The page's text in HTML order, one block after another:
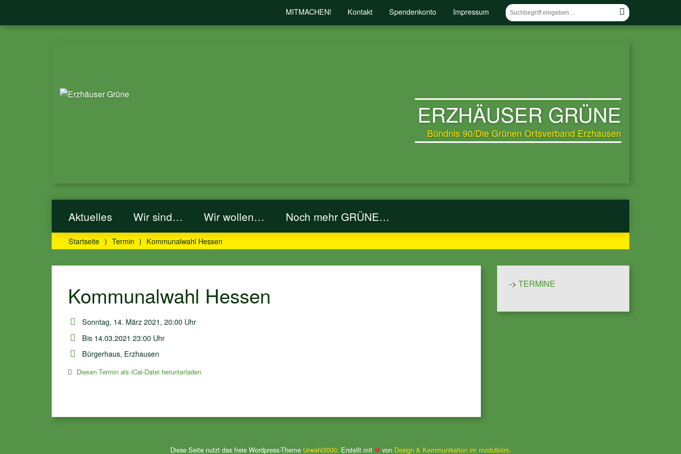
MITMACHEN! Kontakt Spendenkonto Impressum
ERZHÄUSER GRÜNE
Bündnis 90/Die Grünen Ortsverband Erzhausen
Aktuelles Wir sind… Wir wollen… Noch mehr GRÜNE…
Startseite ⟩ Termin ⟩ Kommunalwahl Hessen
Kommunalwahl Hessen
Sonntag, 14. März 2021, 20:00 Uhr
Bis 14.03.2021 23:00 Uhr
Bürgerhaus, Erzhausen
Diesen Termin als iCal-Datei herunterladen
-> TERMINE
Diese Seite nutzt das freie Wordpress-Theme Urwahl3000. Erstellt mit ❤ von Design & Kommunikation im modulbüro.